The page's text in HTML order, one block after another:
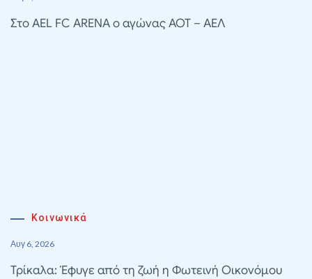
Στο AEL FC ARENA ο αγώνας ΑΟΤ – ΑΕΛ
Κοινωνικά
Αυγ 6, 2026
Τρίκαλα: Έφυγε από τη ζωή η Φωτεινή Οικονόμου